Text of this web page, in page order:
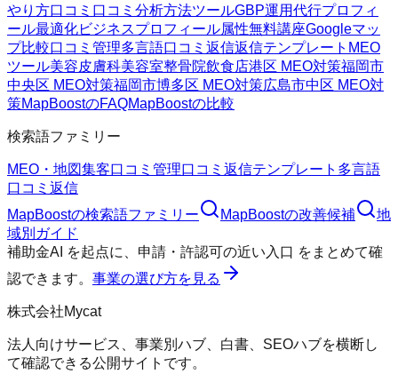
やり方口コミ 口コミ分析方法ツールGBP運用代行プロフィ
ール最適化ビジネスプロフィール属性無料講座Googleマッ
プ比較口コミ管理多言語口コミ返信返信テンプレート MEO
ツール美容皮膚科美容室整骨院飲食店港区 MEO対策福岡市
中央区 MEO対策福岡市博多区 MEO対策広島市中区 MEO対
策MapBoostのFAQMapBoostの比較
検索語ファミリー
MEO・地図集客口コミ管理口コミ返信テンプレート 多言語
口コミ返信
MapBoostの検索語ファミリー MapBoostの改善候補
地
域別ガイド
補助金AI
を起点に、 申請・許認可の近い入口 をまとめて確
認できます。 事業の選び方を見る
株式会社Mycat
法人向けサービス、事業別ハブ、白書、SEOハブを横断し
て確認できる公開サイトです。